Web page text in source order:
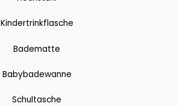
Kindertrinkflasche
Badematte
Babybadewanne
Schultasche